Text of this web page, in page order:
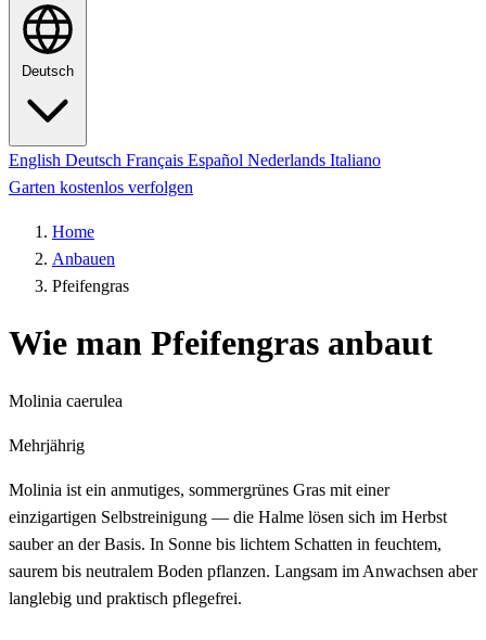
Deutsch
English Deutsch Français Español Nederlands Italiano
Garten kostenlos verfolgen
Home
Anbauen
Pfeifengras
Wie man Pfeifengras anbaut
Molinia caerulea
Mehrjährig
Molinia ist ein anmutiges, sommergrünes Gras mit einer
einzigartigen Selbstreinigung — die Halme lösen sich im Herbst
sauber an der Basis. In Sonne bis lichtem Schatten in feuchtem,
saurem bis neutralem Boden pflanzen. Langsam im Anwachsen aber
langlebig und praktisch pflegefrei.